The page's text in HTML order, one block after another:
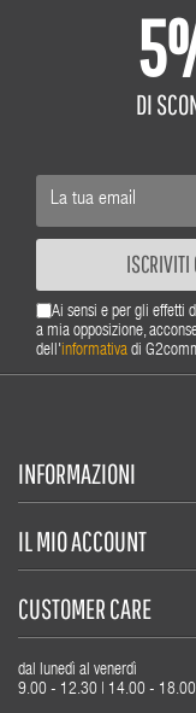
DI
ISCRIVITI
Ai sensi e per gli effetti
a mia opposizione,
dell'informativa di
INFORMAZIONI
IL MIO ACCOUNT
CUSTOMER CARE
dal lunedì al venerdì
9.00 - 12.30 | 14.00 - 18.00